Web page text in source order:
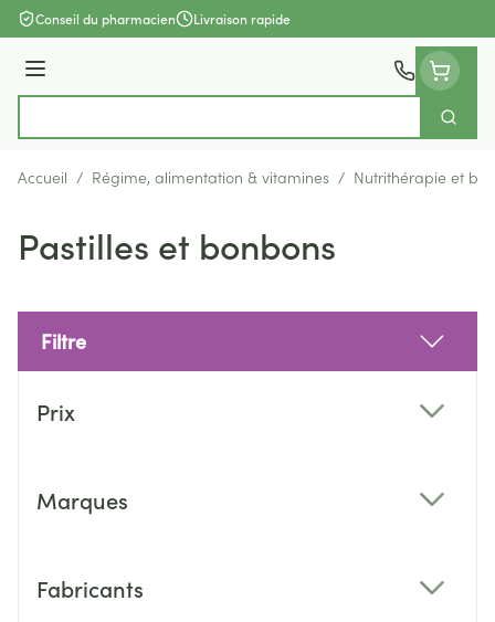
Aller au contenu
Conseil du pharmacien Livraison rapide
Menu
Accueil / Régime, alimentation & vitamines / Nutrithérapie et
Pastilles et bonbons
Filtre
Prix
Marques
Fabricants